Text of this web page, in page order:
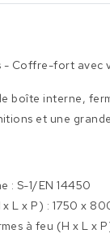
- Coffre-fort avec
boîte interne,
et une
: S-1/EN 14450
L x P) : 1750 x
à feu (H x L x